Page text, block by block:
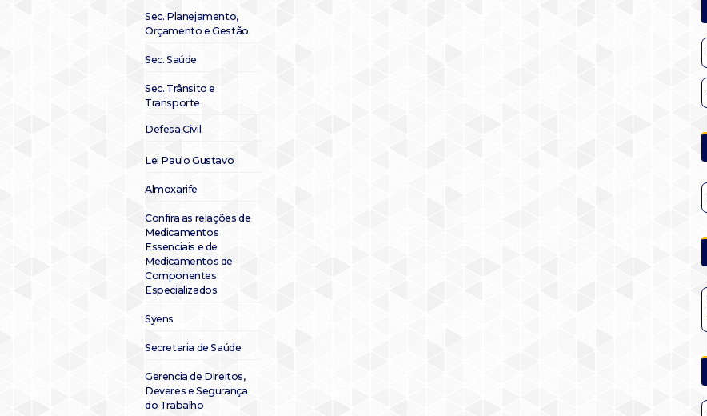
Sec. Planejamento,
Orçamento e Gestão
Sec. Saúde
Sec. Trânsito e
Transporte
Defesa Civil
Lei Paulo Gustavo
Almoxarife
Confira as relações de
Medicamentos
Essenciais e de
Medicamentos de
Componentes
Especializados
Syens
Secretaria de Saúde
Gerencia de Direitos,
Deveres e Segurança
do Trabalho